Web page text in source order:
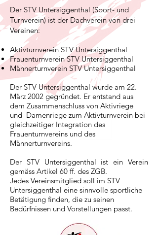
​Der STV Untersiggenthal (Sport- und
Turnverein) ist der Dachverein von drei
Vereinen:
Aktivturnverein STV Untersiggenthal
Frauenturnverein STV Untersiggenthal
Männerturnverein STV Untersiggenthal
Der STV Untersiggenthal wurde am 22.
März 2002 gegründet. Er entstand aus
dem Zusammenschluss von Aktivriege
und Damenriege zum Aktivturnverein bei
gleichzeitiger Integration des
Frauenturnvereins und des
Männerturnvereins.
Der STV Untersiggenthal ist ein Verein
gemäss Artikel 60 ff. des ZGB.
Jedes Vereinsmitglied soll im STV
Untersiggenthal eine sinnvolle sportliche
Betätigung finden, die zu seinen
Bedürfnissen und Vorstellungen passt.​